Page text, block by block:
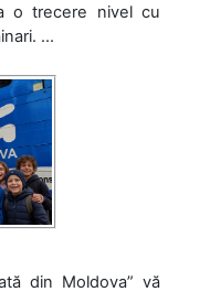
o trecere nivel cu
...
din Moldova” vă